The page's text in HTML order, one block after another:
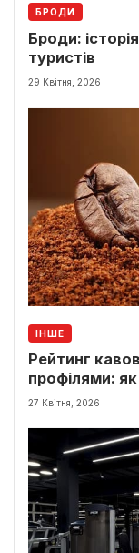
БРОДИ
Броди:
туристів
29 Квітня, 2026
ІНШЕ
Рейтинг
профілями:
27 Квітня, 2026